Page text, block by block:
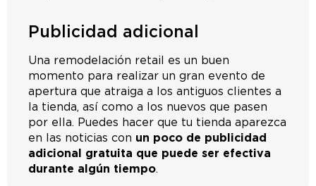
Publicidad adicional
Una remodelación retail es un buen
momento para realizar un gran evento de
apertura que atraiga a los antiguos clientes a
la tienda, así como a los nuevos que pasen
por ella. Puedes hacer que tu tienda aparezca
en las noticias con un poco de publicidad
adicional gratuita que puede ser efectiva
durante algún tiempo.